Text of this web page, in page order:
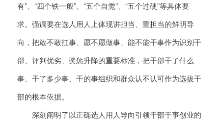
有”、“四个铁一般”、“五个自觉”、“五个过硬”等具体要
求。强调要在选人用人上体现讲担当、重担当的鲜明导
向，把敢不敢扛事、愿不愿做事、能不能干事作为识别干
部、评判优劣、奖惩升降的重要标准，把干部干了什么
事、干了多少事、干的事组织和群众认不认可作为选拔干
部的根本依据。
深刻阐明了以正确选人用人导向引领干部干事创业的